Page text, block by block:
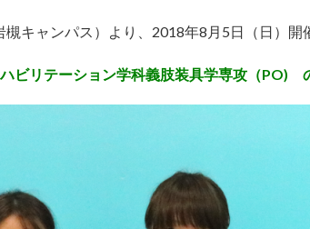
キャンパス）より、2018年8月5日（日）開
ビリテーション学科義肢装具学専攻（PO)